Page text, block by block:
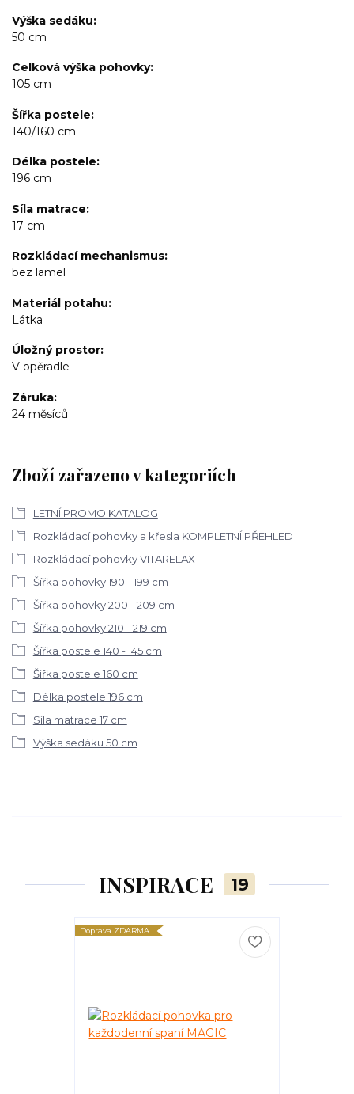
Výška sedáku
50 cm
Celková výška pohovky
105 cm
Šířka postele
140/160 cm
Délka postele
196 cm
Síla matrace
17 cm
Rozkládací mechanismus
bez lamel
Materiál potahu
Látka
Úložný prostor
V opěradle
Záruka
24 měsíců
Zboží zařazeno v kategoriích
LETNÍ PROMO KATALOG
Rozkládací pohovky a křesla KOMPLETNÍ PŘEHLED
Rozkládací pohovky VITARELAX
Šířka pohovky 190 - 199 cm
Šířka pohovky 200 - 209 cm
Šířka pohovky 210 - 219 cm
Šířka postele 140 - 145 cm
Šířka postele 160 cm
Délka postele 196 cm
Síla matrace 17 cm
Výška sedáku 50 cm
INSPIRACE 19
Doprava ZDARMA